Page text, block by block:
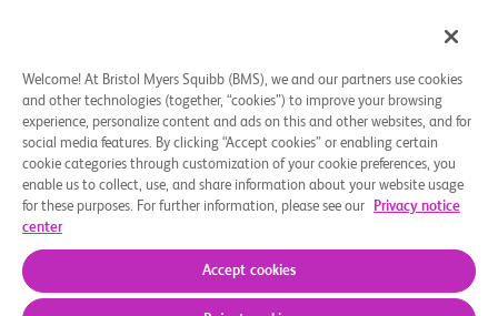
Überblick
The purpose of this study is to determine the safety and
effectiveness of nivolumab plus ipilimumab or nivolumab
plus chemotherapy compared to chemotherapy al... Read
Welcome! At Bristol Myers Squibb (BMS), we and our partners use cookies
and other technologies (together, “cookies”) to improve your browsing
experience, personalize content and ads on this and other websites, and for
social media features. By clicking “Accept cookies” or enabling certain
cookie categories through customization of your cookie preferences, you
enable us to collect, use, and share information about your website usage
for these purposes. For further information, please see our
Privacy notice
center
Accept cookies